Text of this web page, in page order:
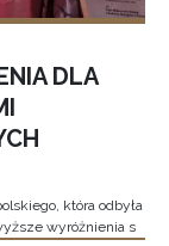
DLA
która odbyła
wyróżnienia s